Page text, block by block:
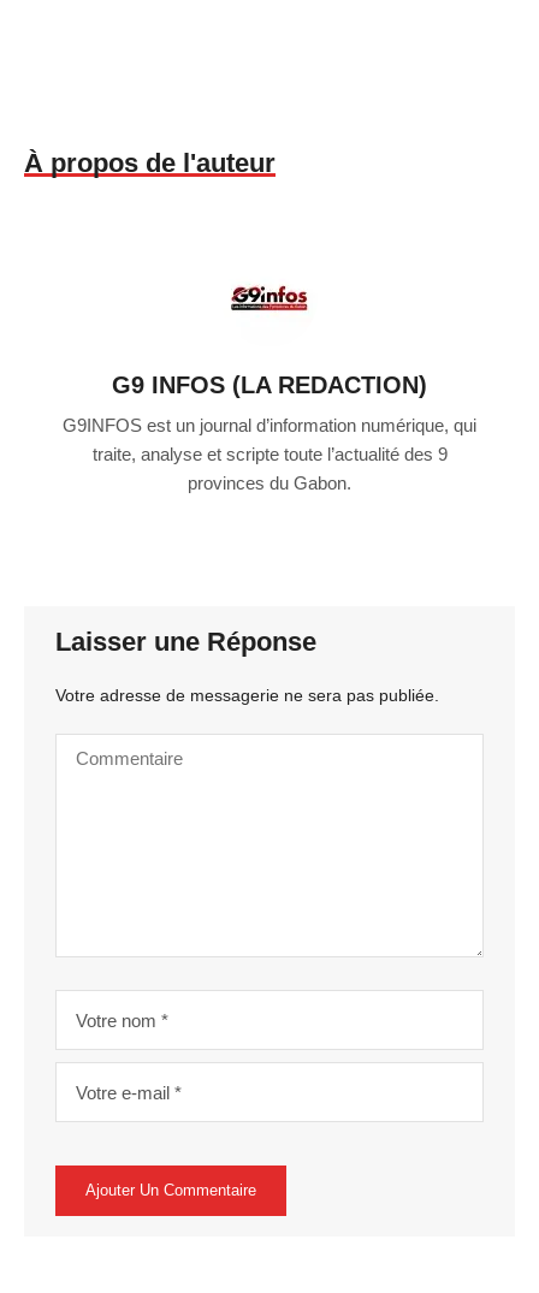
À propos de l'auteur
G9 INFOS (LA REDACTION)
G9INFOS est un journal d’information numérique, qui
traite, analyse et scripte toute l’actualité des 9
provinces du Gabon.
Laisser une Réponse
Votre adresse de messagerie ne sera pas publiée.